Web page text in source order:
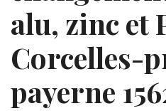
alu, zinc et
Corcelles-
payerne